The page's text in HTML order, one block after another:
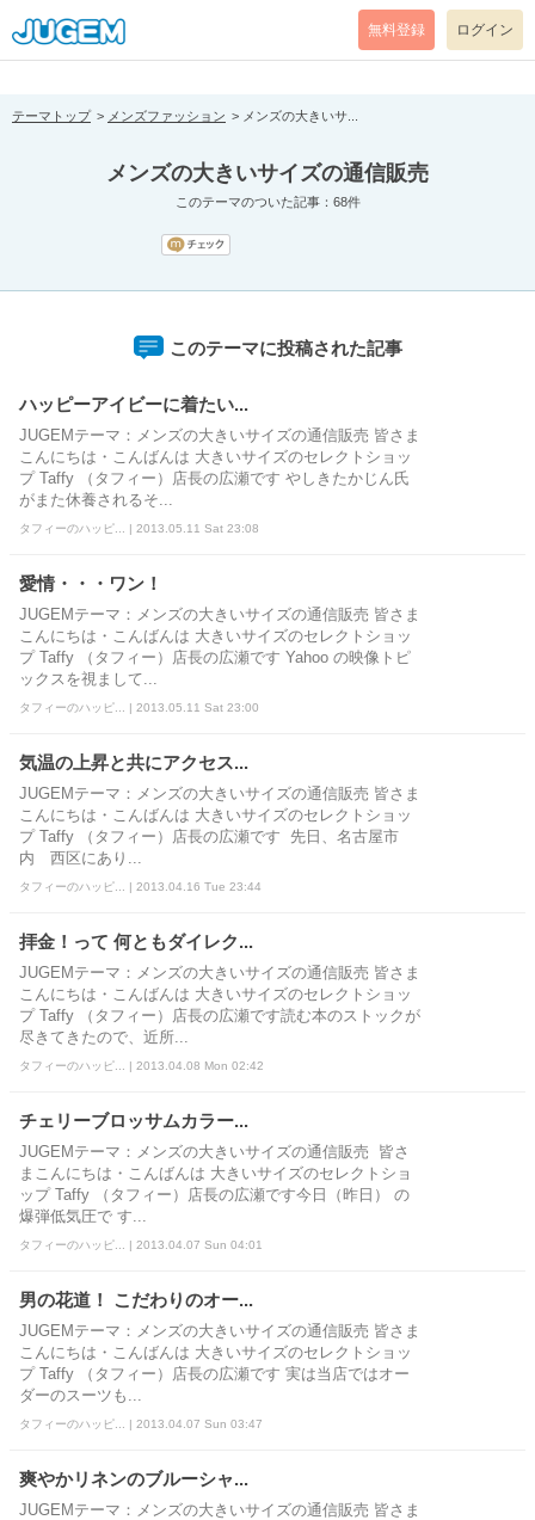
[pear_error: message="Success" code=0 mode=return level=notice
prefix="" info=""]
無料登録 ログイン
テーマトップ メンズファッション メンズの大きいサ...
メンズの大きいサイズの通信販売
このテーマのついた記事：68件
このテーマに投稿された記事
ハッピーアイビーに着たい...
JUGEMテーマ：メンズの大きいサイズの通信販売 皆さま
こんにちは・こんばんは 大きいサイズのセレクトショッ
プ Taffy （タフィー）店長の広瀬です やしきたかじん氏
がまた休養されるそ...
タフィーのハッピ... | 2013.05.11 Sat 23:08
愛情・・・ワン！
JUGEMテーマ：メンズの大きいサイズの通信販売 皆さま
こんにちは・こんばんは 大きいサイズのセレクトショッ
プ Taffy （タフィー）店長の広瀬です Yahoo の映像トピ
ックスを視まして...
タフィーのハッピ... | 2013.05.11 Sat 23:00
気温の上昇と共にアクセス...
JUGEMテーマ：メンズの大きいサイズの通信販売 皆さま
こんにちは・こんばんは 大きいサイズのセレクトショッ
プ Taffy （タフィー）店長の広瀬です 先日、名古屋市
内 西区にあり...
タフィーのハッピ... | 2013.04.16 Tue 23:44
拝金！って 何ともダイレク...
JUGEMテーマ：メンズの大きいサイズの通信販売 皆さま
こんにちは・こんばんは 大きいサイズのセレクトショッ
プ Taffy （タフィー）店長の広瀬です読む本のストックが
尽きてきたので、近所...
タフィーのハッピ... | 2013.04.08 Mon 02:42
チェリーブロッサムカラー...
JUGEMテーマ：メンズの大きいサイズの通信販売 皆さ
まこんにちは・こんばんは 大きいサイズのセレクトショ
ップ Taffy （タフィー）店長の広瀬です今日（昨日） の
爆弾低気圧で す...
タフィーのハッピ... | 2013.04.07 Sun 04:01
男の花道！ こだわりのオー...
JUGEMテーマ：メンズの大きいサイズの通信販売 皆さま
こんにちは・こんばんは 大きいサイズのセレクトショッ
プ Taffy （タフィー）店長の広瀬です 実は当店ではオー
ダーのスーツも...
タフィーのハッピ... | 2013.04.07 Sun 03:47
爽やかリネンのブルーシャ...
JUGEMテーマ：メンズの大きいサイズの通信販売 皆さま